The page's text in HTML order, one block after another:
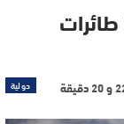
دولية